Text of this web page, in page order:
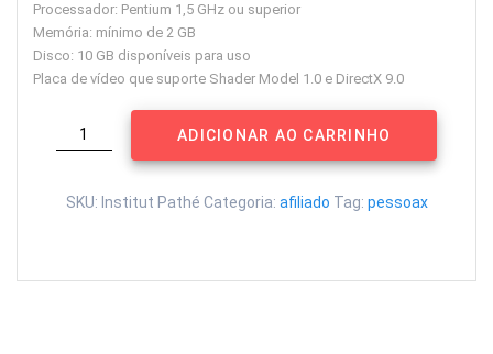
Processador: Pentium 1,5 GHz ou superior
Memória: mínimo de 2 GB
Disco: 10 GB disponíveis para uso
Placa de vídeo que suporte Shader Model 1.0 e DirectX 9.0
cardioEmotion®
Home
ADICIONAR AO CARRINHO
SKU: Institut Pathé Categoria: afiliado Tag: pessoax